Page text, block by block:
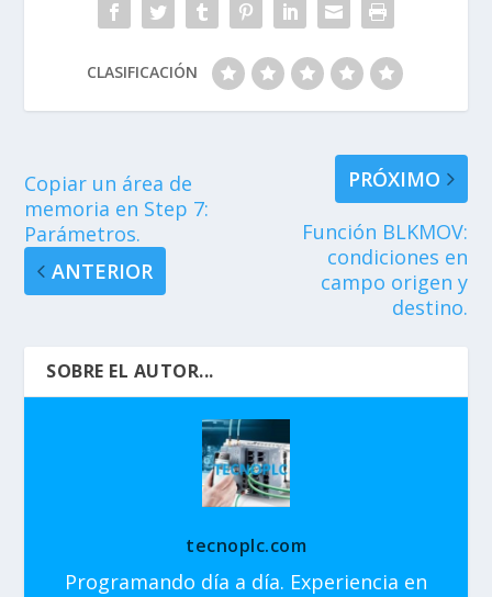
CLASIFICACIÓN
Copiar un área de
memoria en Step 7:
Parámetros.
ANTERIOR
PRÓXIMO
Función BLKMOV:
condiciones en
campo origen y
destino.
SOBRE EL AUTOR...
tecnoplc.com
Programando día a día. Experiencia en